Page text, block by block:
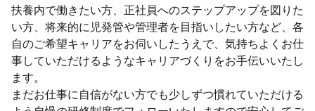
扶養内で働きたい方、正社員へのステップアップを図りた
い方、将来的に児発管や管理者を目指いしたい方など、各
自のご希望キャリアをお伺いしたうえで、気持ちよくお仕
事していただけるようなキャリアづくりをお手伝いいたし
ます。
まだお仕事に自信がない方でも少しずつ慣れていただける